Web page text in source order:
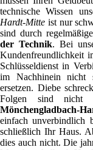
technische Wissen
Hardt-Mitte ist nur
sind durch
der Technik. Bei
Kundenfreundlichkeit
Schlüsseldienst in
im Nachhinein nicht
ersetzen. Diebe
Folgen sind nicht
Mönchengladbach-
einfach unverbindlich
schließlich Ihr Haus.
dies auch nicht. Die